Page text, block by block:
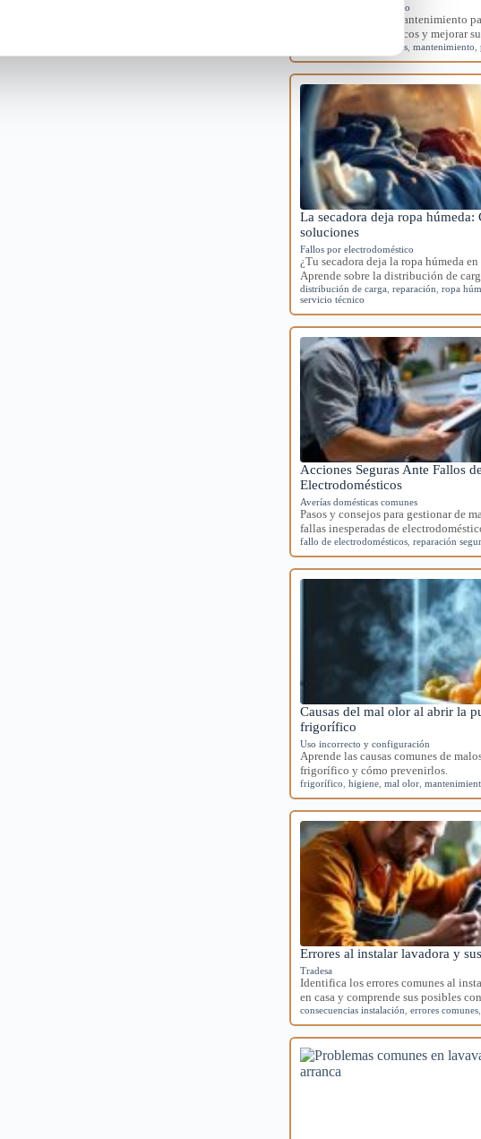
Mantenimiento preventivo
Aprende rutinas de mantenimiento
en tus electrodomésticos y mejorar
electrodomésticos ,mantenimiento ,
La secadora deja ropa húmeda:
soluciones
Fallos por electrodoméstico
¿Tu secadora deja la ropa húmeda
Aprende sobre la distribución de
distribución de carga ,reparación ,ropa
servicio técnico
Acciones Seguras Ante Fallos de
Electrodomésticos
Averías domésticas comunes
Pasos y consejos para gestionar de
fallas inesperadas de
fallo de electrodomésticos ,reparación
Causas del mal olor al abrir la
frigorífico
Uso incorrecto y configuración
Aprende las causas comunes de
frigorífico y cómo prevenirlos.
frigorífico ,higiene ,mal olor ,
Errores al instalar lavadora y
Tradesa
Identifica los errores comunes al
en casa y comprende sus posibles
consecuencias instalación ,errores comunes